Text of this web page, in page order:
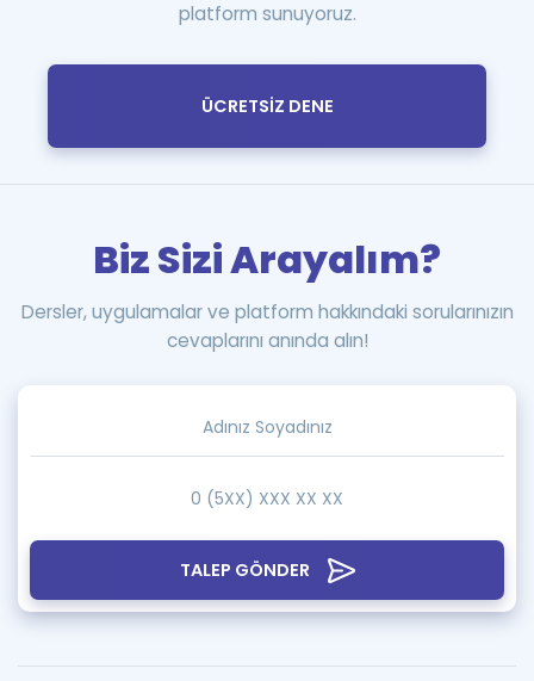
platform sunuyoruz.
ÜCRETSİZ DENE
TALEP GÖNDER
Biz Sizi Arayalım?
Dersler, uygulamalar ve platform hakkındaki sorularınızın
cevaplarını anında alın!